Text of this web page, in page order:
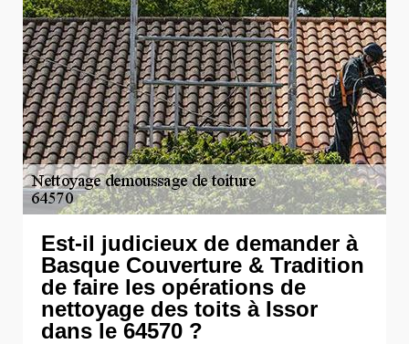
Est-il judicieux de demander à
Basque Couverture & Tradition
de faire les opérations de
nettoyage des toits à Issor
dans le 64570 ?